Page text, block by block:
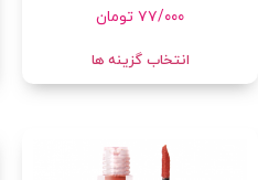
۷۷/۰۰۰ تومان
انتخاب گزینه ها